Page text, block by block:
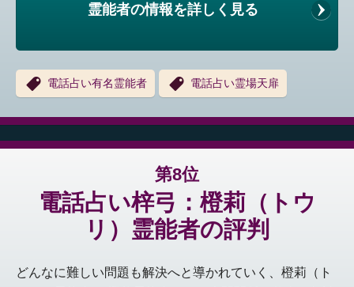
霊能者の情報を詳しく見る
電話占い有名霊能者 電話占い霊場天扉
第8位
電話占い梓弓：橙莉（トウ
リ）霊能者の評判
どんなに難しい問題も解決へと導かれていく、橙莉（ト